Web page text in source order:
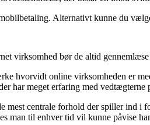
Alternativt kunne du
virksomhed bør de altid
hvorvidt online virksomheden er
har meget erfaring med
mest centrale forhold der spiller ind
man til enhver tid vil kunne påvise